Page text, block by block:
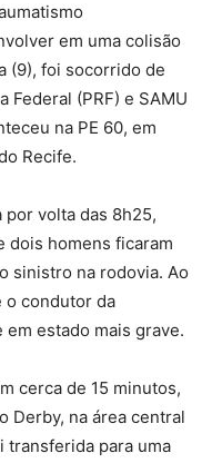
em uma colisão
(9), foi socorrido de
Federal (PRF) e SAMU
na PE 60, em
Recife.
volta das 8h25,
dois homens ficaram
sinistro na rodovia. Ao
o condutor da
estado mais grave.
cerca de 15 minutos,
Derby, na área central
transferida para uma